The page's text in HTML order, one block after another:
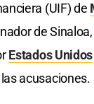
(UIF) de
de
Estados Unidos
acusaciones.